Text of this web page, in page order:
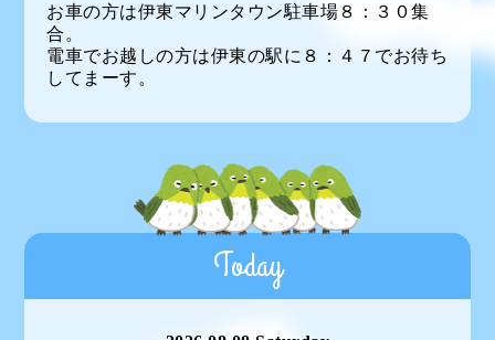
お車の方は伊東マリンタウン駐車場８：３０集
合。
電車でお越しの方は伊東の駅に８：４７でお待ち
してまーす。
Today